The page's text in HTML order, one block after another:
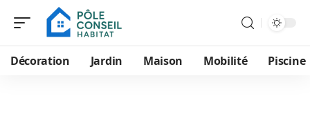
Décoration Jardin Maison Mobilité Piscine